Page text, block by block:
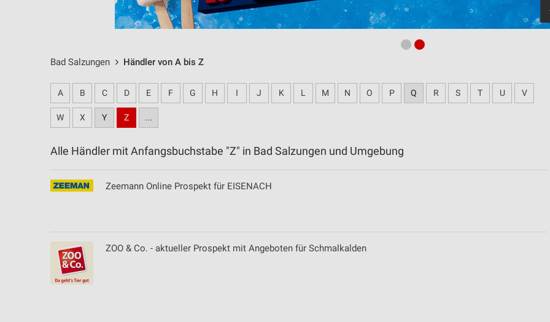
Bad Salzungen Händler von A bis Z
A B C D E F G H I J K L M N O P Q R S T U V
W X Y Z ...
Alle Händler mit Anfangsbuchstabe "Z" in Bad Salzungen und Umgebung
Zeemann Online Prospekt für EISENACH
ZOO & Co. - aktueller Prospekt mit Angeboten für Schmalkalden